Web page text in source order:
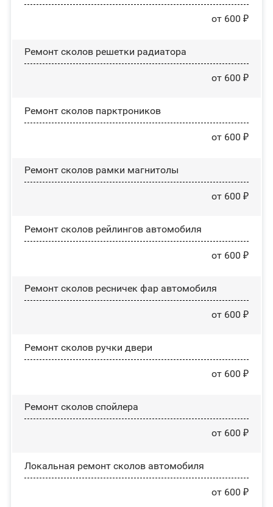
от 600 ₽
Ремонт сколов решетки радиатора
от 600 ₽
Ремонт сколов парктроников
от 600 ₽
Ремонт сколов рамки магнитолы
от 600 ₽
Ремонт сколов рейлингов автомобиля
от 600 ₽
Ремонт сколов ресничек фар автомобиля
от 600 ₽
Ремонт сколов ручки двери
от 600 ₽
Ремонт сколов спойлера
от 600 ₽
Локальная ремонт сколов автомобиля
от 600 ₽